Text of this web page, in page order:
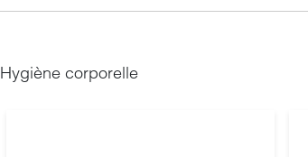
Hygiène corporelle